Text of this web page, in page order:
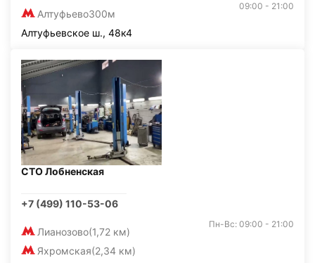
Алтуфьево300м
09:00 - 21:00
Алтуфьевское ш., 48к4
СТО Лобненская
+7 (499) 110-53-06
Лианозово(1,72 км)
Яхромская(2,34 км)
Пн-Вс: 09:00 - 21:00